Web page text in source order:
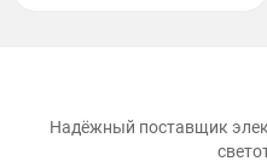
Надёжный поставщик